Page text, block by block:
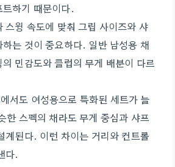
하기 때문이다.
스윙 속도에 맞춰 그립 사이즈와 샤
는 것이 중요하다. 일반 남성용 채
민감도와 클럽의 무게 배분이 다르
서도 여성용으로 특화된 세트가 늘
한 스펙의 채라도 무게 중심과 샤프
계된다. 이런 차이는 거리와 컨트롤
다.